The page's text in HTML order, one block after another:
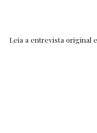
Leia a entrevista original